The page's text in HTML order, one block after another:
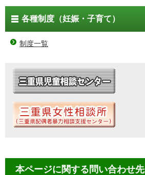
各種制度（妊娠・子育て）
制度一覧
本ページに関する問い合わせ先